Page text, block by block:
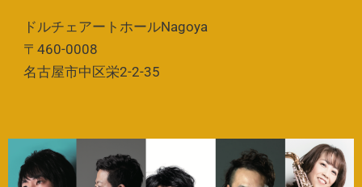
ドルチェアートホールNagoya
〒460-0008
名古屋市中区栄2-2-35